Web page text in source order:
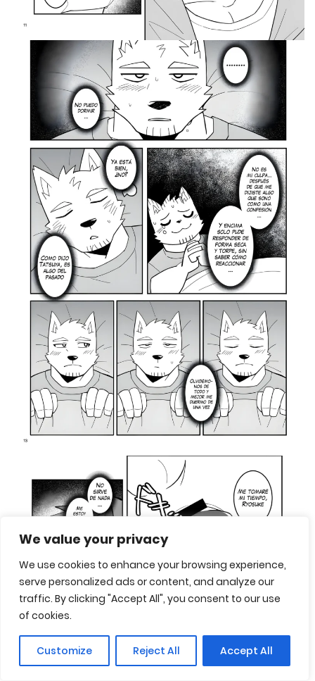
We value your privacy
We use cookies to enhance your browsing experience,
serve personalized ads or content, and analyze our
traffic. By clicking "Accept All", you consent to our use
of cookies.
Customize Reject All Accept All